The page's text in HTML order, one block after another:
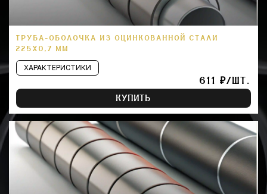
ТРУБА-ОБОЛОЧКА ИЗ ОЦИНКОВАННОЙ СТАЛИ
225Х0,7 ММ
ХАРАКТЕРИСТИКИ
611 ₽/ШТ.
КУПИТЬ